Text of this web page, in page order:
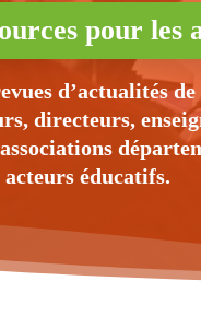
pour les
d’actualités
directeurs,
éducatifs.